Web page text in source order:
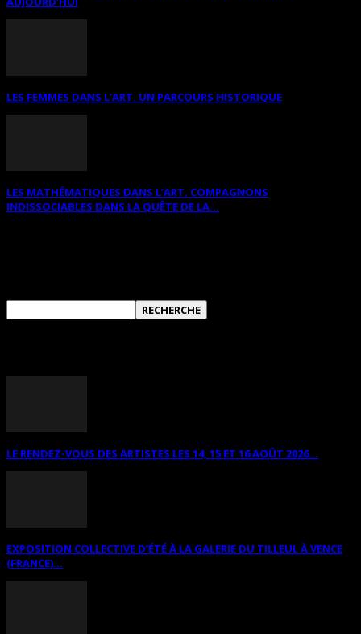
LES FEMMES DANS L’ART. UN PARCOURS HISTORIQUE
LES MATHÉMATIQUES DANS L’ART. COMPAGNONS
INDISSOCIABLES DANS LA QUÊTE DE LA...
LE RENDEZ-VOUS DES ARTISTES LES 14, 15 ET 16 AOÛT 2026...
EXPOSITION COLLECTIVE D’ÉTÉ À LA GALERIE DU TILLEUL À VENCE
(FRANCE)...